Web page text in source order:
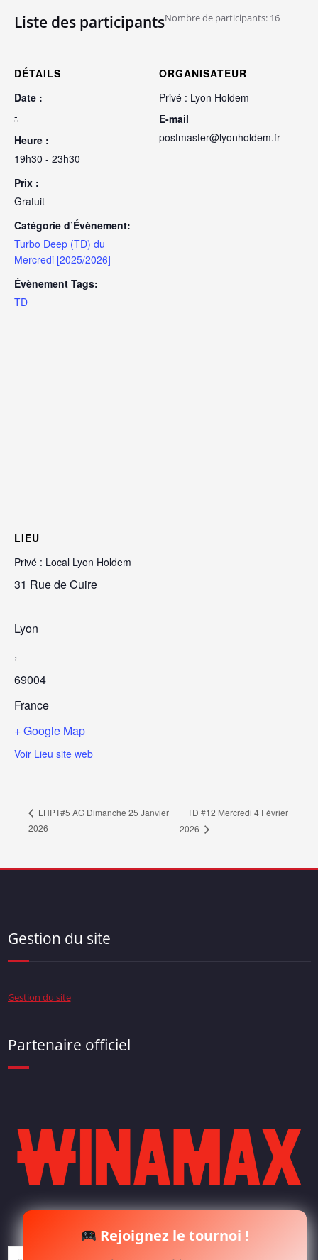
DÉTAILS
Date :
-
Heure :
19h30 - 23h30
Prix :
Gratuit
Catégorie d’Évènement:
Turbo Deep (TD) du
Mercredi [2025/2026]
Évènement Tags:
TD
ORGANISATEUR
Privé : Lyon Holdem
E-mail
postmaster@lyonholdem.fr
LIEU
Privé : Local Lyon Holdem
31 Rue de Cuire
Lyon
,
69004
France
+ Google Map
Voir Lieu site web
Liste des participantsNombre de participants: 16
LHPT#5 AG Dimanche 25 Janvier
2026
TD #12 Mercredi 4 Février
2026
Gestion du site
Gestion du site
Partenaire officiel
Rejoignez le tournoi !